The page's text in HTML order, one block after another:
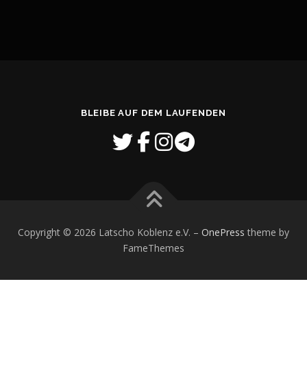
BLEIBE AUF DEM LAUFENDEN
Copyright © 2026 Latscho Koblenz e.V. – OnePress theme by
FameThemes